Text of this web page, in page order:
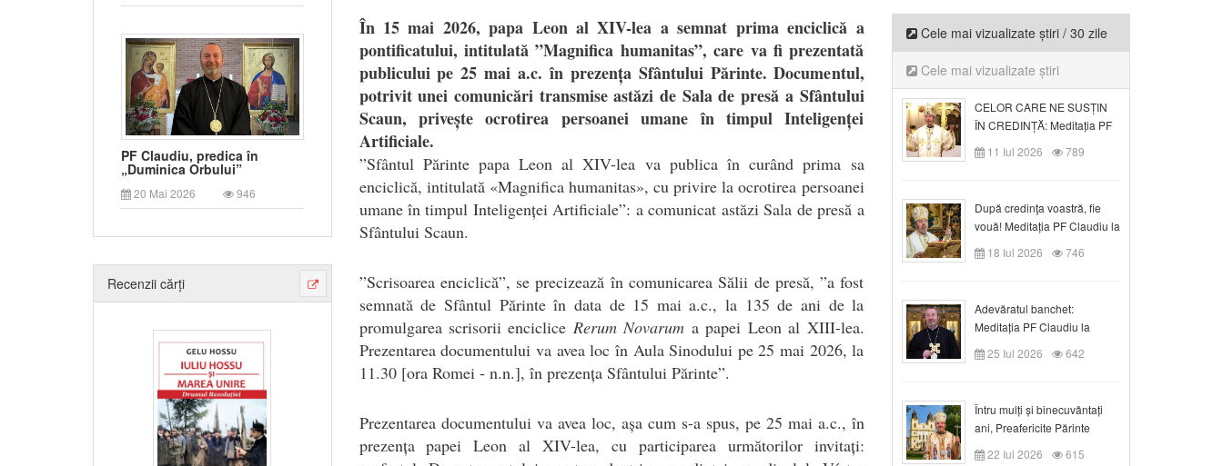
PF Claudiu, predica în
„Duminica Orbului”
20 Mai 2026 946
Recenzii cărți
În 15 mai 2026, papa Leon al XIV-lea a semnat prima enciclică a
pontificatului, intitulată ”Magnifica humanitas”, care va fi prezentată
publicului pe 25 mai a.c. în prezența Sfântului Părinte. Documentul,
potrivit unei comunicări transmise astăzi de Sala de presă a Sfântului
Scaun, privește ocrotirea persoanei umane în timpul Inteligenței
Artificiale.
”Sfântul Părinte papa Leon al XIV-lea va publica în curând prima sa
enciclică, intitulată «Magnifica humanitas», cu privire la ocrotirea persoanei
umane în timpul Inteligenței Artificiale”: a comunicat astăzi Sala de presă a
Sfântului Scaun.
”Scrisoarea enciclică”, se precizează în comunicarea Sălii de presă, ”a fost
semnată de Sfântul Părinte în data de 15 mai a.c., la 135 de ani de la
promulgarea scrisorii enciclice Rerum Novarum a papei Leon al XIII-lea.
Prezentarea documentului va avea loc în Aula Sinodului pe 25 mai 2026, la
11.30 [ora Romei - n.n.], în prezența Sfântului Părinte”.
Prezentarea documentului va avea loc, așa cum s-a spus, pe 25 mai a.c., în
prezența papei Leon al XIV-lea, cu participarea următorilor invitați:
Cele mai vizualizate știri / 30 zile
Cele mai vizualizate știri
CELOR CARE NE SUSȚIN
ÎN CREDINȚĂ: Meditația PF
Claudiu la Duminica a VI-a
după Rusalii
11 Iul 2026 789
După credinţa voastră, fie
vouă! Meditația PF Claudiu la
duminica a VII-a după Rusalii
18 Iul 2026 746
Adevăratul banchet:
Meditația PF Claudiu la
Duminica a VIII-a după
Rusalii
25 Iul 2026 642
Întru mulți și binecuvântați
ani, Preafericite Părinte
Claudiu!
22 Iul 2026 615